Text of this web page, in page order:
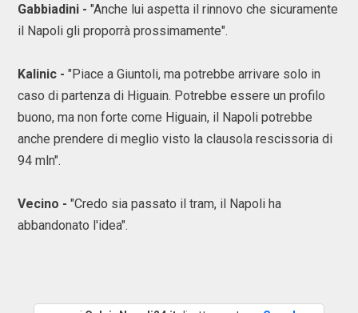
Gabbiadini - "Anche lui aspetta il rinnovo che sicuramente
il Napoli gli proporrà prossimamente".
Kalinic - "Piace a Giuntoli, ma potrebbe arrivare solo in
caso di partenza di Higuain. Potrebbe essere un profilo
buono, ma non forte come Higuain, il Napoli potrebbe
anche prendere di meglio visto la clausola rescissoria di
94 mln".
Vecino - "Credo sia passato il tram, il Napoli ha
abbandonato l'idea".